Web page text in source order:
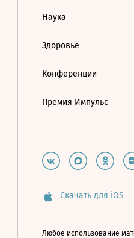
Наука
Здоровье
Конференции
Премия Импульс
Скачать для iOS
Любое использование